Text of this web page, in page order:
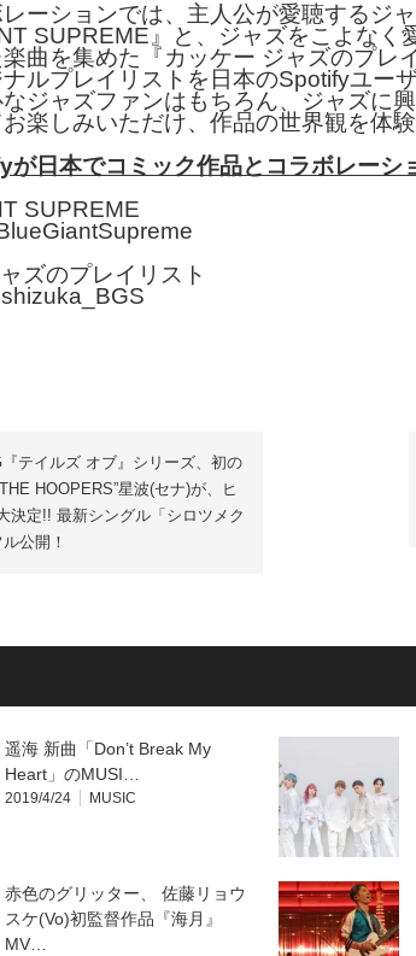
ーションでは、 主人公が愛聴するジ
SUPREME』と、ジャズをこよなく
曲を集めた『カッケー ジャズのプレ
ナルプレイリストを日本のSpotifyユー
ジャズファンはもちろん、 ジャズに
楽しみいただけ、 作品の世界観を体
が日本でコミック作品とコラボレーシ
SUPREME
ズのプレイリスト
『テイルズ オブ』シリーズ、初の
HOOPERS”星波(セナ)が、ヒ
決定!! 最新シングル「シロツメク
公開！
遥海 新曲「Don’t Break My
Heart」のMUSI…
2019/4/24 MUSIC
赤色のグリッター、 佐藤リョウ
スケ(Vo)初監督作品『海月』
MV…